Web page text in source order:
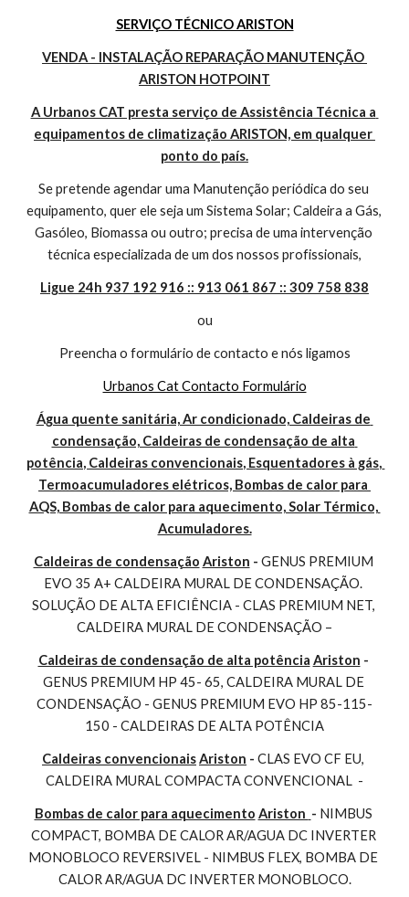
SERVIÇO TÉCNICO ARISTON
VENDA - INSTALAÇÃO REPARAÇÃO MANUTENÇÃO
ARISTON HOTPOINT
A Urbanos CAT presta serviço de Assistência Técnica a
equipamentos de climatização ARISTON, em qualquer
ponto do país.
Se pretende agendar uma Manutenção periódica do seu
equipamento, quer ele seja um Sistema Solar; Caldeira a Gás,
Gasóleo, Biomassa ou outro; precisa de uma intervenção
técnica especializada de um dos nossos profissionais,
Ligue 24h 937 192 916 :: 913 061 867 :: 309 758 838
ou
Preencha o formulário de contacto e nós ligamos
Urbanos Cat Contacto Formulário
Água quente sanitária, Ar condicionado, Caldeiras de
condensação, Caldeiras de condensação de alta
potência, Caldeiras convencionais, Esquentadores à gás,
Termoacumuladores elétricos, Bombas de calor para
AQS, Bombas de calor para aquecimento, Solar Térmico,
Acumuladores.
Caldeiras de condensação Ariston - GENUS PREMIUM
EVO 35 A+ CALDEIRA MURAL DE CONDENSAÇÃO.
SOLUÇÃO DE ALTA EFICIÊNCIA - CLAS PREMIUM NET,
CALDEIRA MURAL DE CONDENSAÇÃO –
Caldeiras de condensação de alta potência Ariston
GENUS PREMIUM HP 45- 65, CALDEIRA MURAL DE
CONDENSAÇÃO - GENUS PREMIUM EVO HP 85-115-
150 - CALDEIRAS DE ALTA POTÊNCIA
Caldeiras convencionaisAriston - CLAS EVO CF EU,
CALDEIRA MURAL COMPACTA CONVENCIONAL  -
Bombas de calor para aquecimento Ariston - NIMBUS
COMPACT, BOMBA DE CALOR AR/AGUA DC INVERTER
MONOBLOCO REVERSIVEL - NIMBUS FLEX, BOMBA DE
CALOR AR/AGUA DC INVERTER MONOBLOCO.